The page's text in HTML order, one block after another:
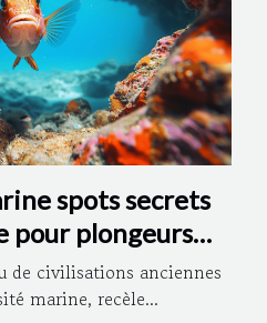
spots secrets
pour plongeurs
de civilisations anciennes
marine, recèle...